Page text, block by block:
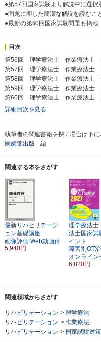
●第57回国家試験より解説中に選択
●問題に即した簡潔な解説を読むこ
●最新の第60回国家試験問題も掲載
目次
第56回 理学療法士 作業療法士
第57回 理学療法士 作業療法士
第58回 理学療法士 作業療法士
第59回 理学療法士 作業療法士
第60回 理学療法士 作業療法士
詳細目次を見る
執筆者の関連書籍を探す場合は下
医歯薬出版 編
関連する本をさがす
最新リハビリテーシ
ョン基礎講座
画像評価 Web動画付
5,940円
理学療法士
法士国家試
イント
障害別OT
オンライン
6,820円
関連領域からさがす
リハビリテーション > 理学療法
リハビリテーション > 作業療法
リハビリテーション > 国家試験対策